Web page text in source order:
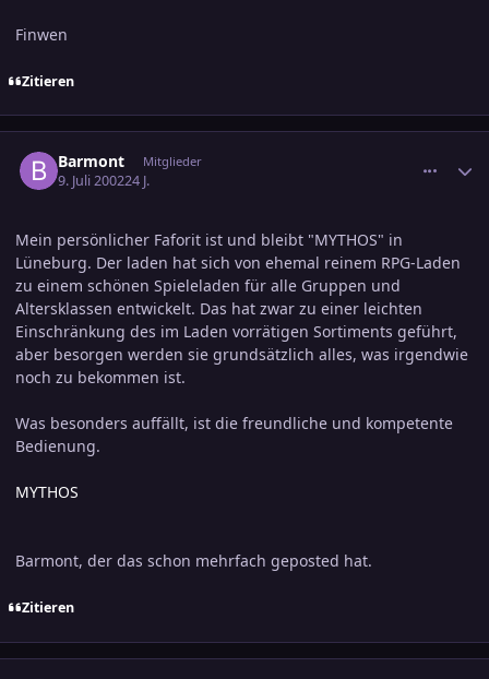
Finwen
Zitieren
Barmont Mitglieder
9. Juli 200224 J.
Mein persönlicher Faforit ist und bleibt "MYTHOS" in
Lüneburg. Der laden hat sich von ehemal reinem RPG-Laden
zu einem schönen Spieleladen für alle Gruppen und
Altersklassen entwickelt. Das hat zwar zu einer leichten
Einschränkung des im Laden vorrätigen Sortiments geführt,
aber besorgen werden sie grundsätzlich alles, was irgendwie
noch zu bekommen ist.
Was besonders auffällt, ist die freundliche und kompetente
Bedienung.
MYTHOS
Barmont, der das schon mehrfach geposted hat.
Zitieren